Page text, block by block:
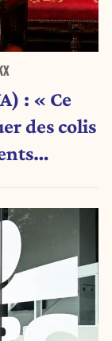
: « Ce
des colis